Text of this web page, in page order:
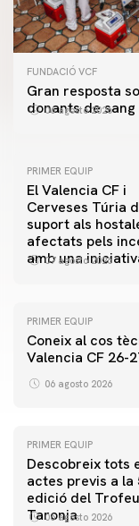
FUNDACIÓ VCF
Gran resposta
donants de sang
06 agosto 2026
PRIMER EQUIP
El Valencia CF i
Cerveses Túria
suport als
afectats pels
amb una
07 agosto 2026
PRIMER EQUIP
Coneix al cos
Valencia CF 26-
06 agosto 2026
PRIMER EQUIP
Descobreix tots
actes previs a la
edició del Trofeu
Taronja
06 agosto 2026